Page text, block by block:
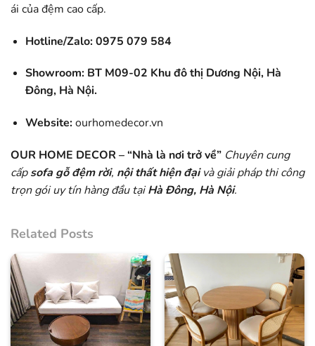
ái của đệm cao cấp.
Hotline/Zalo:0975 079 584
Showroom: BT M09-02 Khu đô thị Dương Nội, Hà
Đông, Hà Nội.
Website:ourhomedecor.vn
OUR HOME DECOR – “Nhà là nơi trở về” Chuyên cung
cấpsofa gỗ đệm rời, nội thất hiện đạivà giải pháp thi công
trọn gói uy tín hàng đầu tạiHà Đông, Hà Nội.
Related Posts